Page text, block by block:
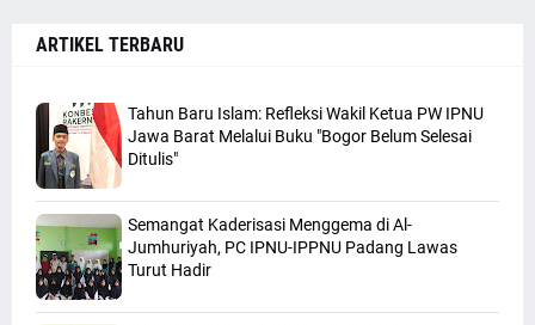
ARTIKEL TERBARU
Tahun Baru Islam: Refleksi Wakil Ketua PW IPNU
Jawa Barat Melalui Buku "Bogor Belum Selesai
Ditulis"
Semangat Kaderisasi Menggema di Al-
Jumhuriyah, PC IPNU-IPPNU Padang Lawas
Turut Hadir